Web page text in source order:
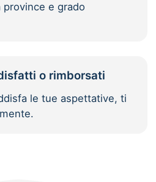
e grado
o rimborsati
le tue aspettative, ti